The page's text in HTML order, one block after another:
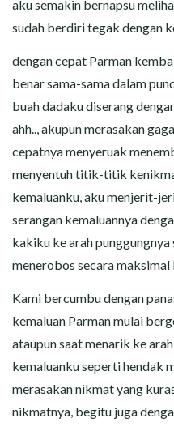
aku semakin bernapsu
sudah berdiri tegak dengan
dengan cepat Parman
benar sama-sama dalam
buah dadaku diserang
ahh.., akupun merasakan
cepatnya menyeruak
menyentuh titik-titik
kemaluanku, aku menjerit-
serangan kemaluannya
kakiku ke arah
menerobos secara
Kami bercumbu dengan
kemaluan Parman mulai
ataupun saat menarik ke
kemaluanku seperti hendak
merasakan nikmat yang
nikmatnya, begitu juga